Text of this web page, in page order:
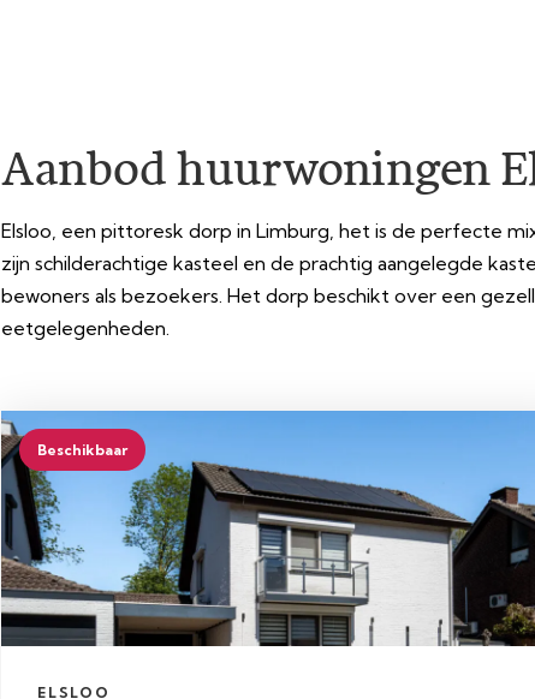
Aanbod huurwoningen
Elsloo, een pittoresk dorp in Limburg, het is de perfecte
zijn schilderachtige kasteel en de prachtig aangelegde
bewoners als bezoekers. Het dorp beschikt over een
eetgelegenheden.
Beschikbaar
ELSLOO